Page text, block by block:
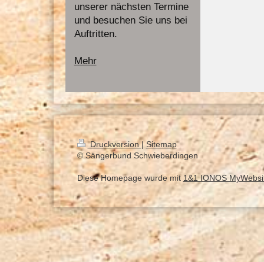
unserer nächsten Termine
und besuchen Sie uns bei
Auftritten.
Mehr
Druckversion| Sitemap
© Sängerbund Schwieberdingen
Diese Homepage wurde mit 1&1 IONOS